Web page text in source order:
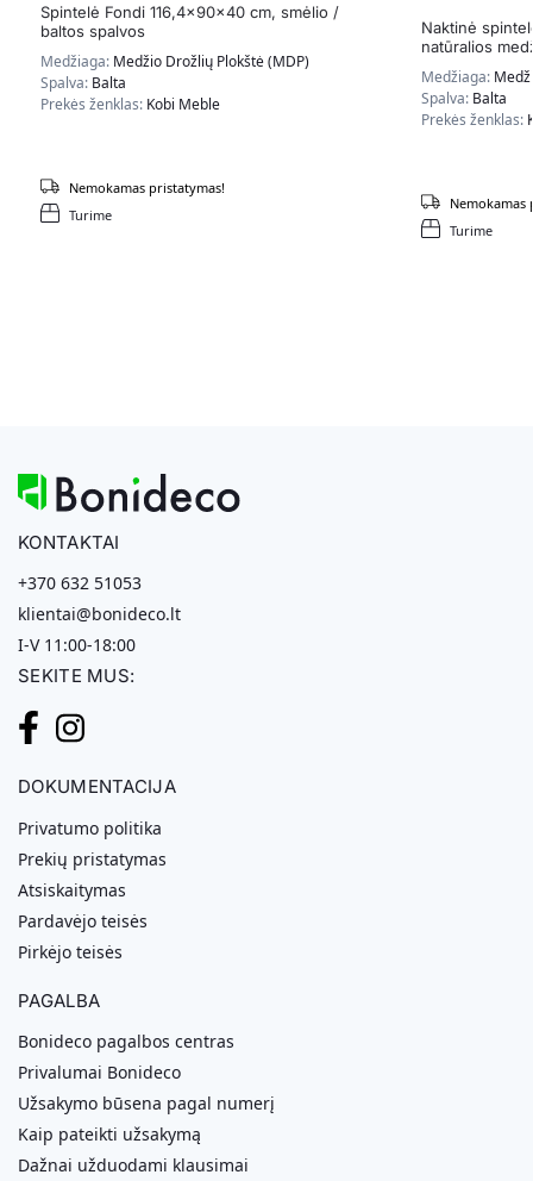
Spintelė Fondi 116,4x90x40 cm, smėlio /
baltos spalvos
Medžiaga: Medžio Drožlių Plokštė (MDP)
Spalva: Balta
Prekės ženklas: Kobi Meble
Turime
Nemokamas pristatymas!
Naktinė
natūralios
Medžiaga:
Spalva: Balta
Prekės ženklas:
Turime
Nemokamas
KONTAKTAI
+370 632 51053
klientai@bonideco.lt
I-V 11:00-18:00
SEKITE MUS:
DOKUMENTACIJA
Privatumo politika
Prekių pristatymas
Atsiskaitymas
Pardavėjo teisės
Pirkėjo teisės
PAGALBA
Bonideco pagalbos centras
Privalumai Bonideco
Užsakymo būsena pagal numerį
Kaip pateikti užsakymą
Dažnai užduodami klausimai